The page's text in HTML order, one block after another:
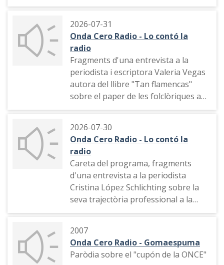
2026-07-31
Onda Cero Radio - Lo contó la
radio
Fragments d'una entrevista a la
periodista i escriptora Valeria Vegas
autora del llibre "Tan flamencas"
sobre el paper de les folclòriques a
la ràdio.
2026-07-30
Onda Cero Radio - Lo contó la
radio
Careta del programa, fragments
d'una entrevista a la periodista
Cristina López Schlichting sobre la
seva trajectòria professional a la
ràdio.
2007
Onda Cero Radio - Gomaespuma
Paròdia sobre el "cupón de la ONCE"